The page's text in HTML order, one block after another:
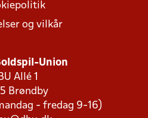
og vilkår
Union
Allé 1
Brøndby
- fredag 9-16)